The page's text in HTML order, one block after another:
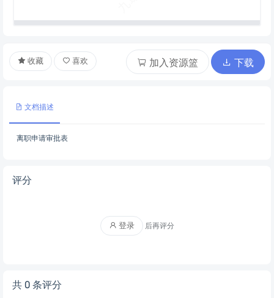
收藏 喜欢 加入资源篮 下载
文档描述
离职申请审批表
评分
登录 后再评分
共 0 条评分